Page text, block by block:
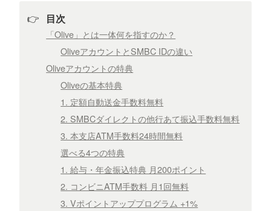
👉 目次
「Olive」とは一体何を指すのか？
OliveアカウントとSMBC IDの違い
Oliveアカウントの特典
Oliveの基本特典
1. 定額自動送金手数料無料
2. SMBCダイレクトの他行あて振込手数料無料
3. 本支店ATM手数料24時間無料
選べる4つの特典
1. 給与・年金振込特典 月200ポイント
2. コンビニATM手数料 月1回無料
3. Vポイントアッププログラム +1%